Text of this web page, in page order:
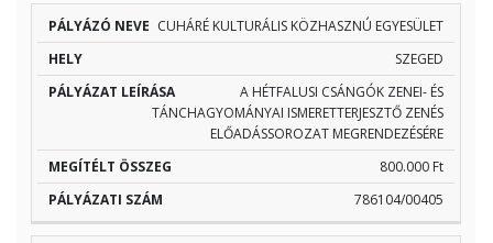
CUHÁRÉ KULTURÁLIS KÖZHASZNÚ EGYESÜLET
SZEGED
A HÉTFALUSI CSÁNGÓK ZENEI- ÉS
TÁNCHAGYOMÁNYAI ISMERETTERJESZTŐ ZENÉS
ELŐADÁSSOROZAT MEGRENDEZÉSÉRE
800.000 Ft
786104/00405